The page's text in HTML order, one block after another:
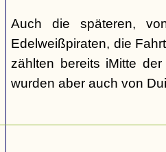
Auch die späteren,
Edelweißpiraten, die
zählten bereits iMitte
wurden aber auch von